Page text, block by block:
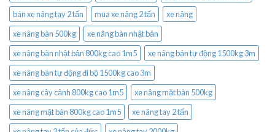
bán xe nâng tay 2 tấn
mua xe nâng 2 tấn
xe nâng
xe nâng bàn 500kg
xe nâng bàn nhật bản
xe nâng bàn nhật bản 800kg cao 1m5
xe nâng bán tự động 1500kg 3m
xe nâng bán tự động đi bộ 1500kg cao 3m
xe nâng cây cảnh 800kg cao 1m5
xe nâng mặt bàn 500kg
xe nâng mặt bàn 800kg cao 1m5
xe nâng tay 2 tấn